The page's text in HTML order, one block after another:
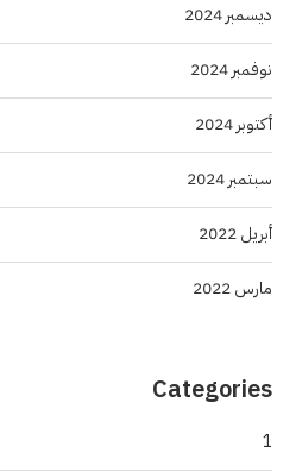
ديسمبر 2024
نوفمبر 2024
أكتوبر 2024
سبتمبر 2024
أبريل 2022
مارس 2022
Categories
1